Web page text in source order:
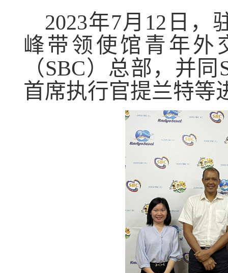
2023年7月 12 日，
峰带领使馆青年外
（SBC）总部，并同
首席执行官提兰特等